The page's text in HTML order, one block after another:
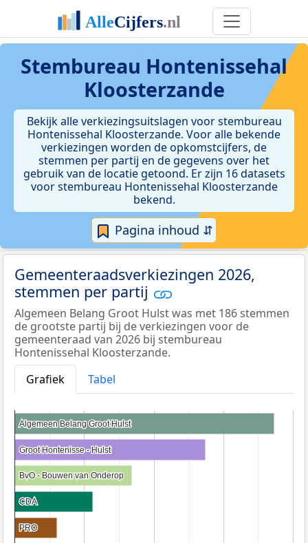
Stembureau Hontenissehal
Kloosterzande
Bekijk alle verkiezingsuitslagen voor stembureau
Hontenissehal Kloosterzande. Voor alle bekende
verkiezingen worden de opkomstcijfers, de
stemmen per partij en de gegevens over het
gebruik van de locatie getoond. Er zijn 16 datasets
voor stembureau Hontenissehal Kloosterzande
bekend.
Pagina inhoud ⇵
Gemeenteraadsverkiezingen 2026,
stemmen per partij
Algemeen Belang Groot Hulst was met 186 stemmen
de grootste partij bij de verkiezingen voor de
gemeenteraad van 2026 bij stembureau
Hontenissehal Kloosterzande.
Grafiek
Tabel
Algemeen Belang Groot Hulst
Algemeen Belang Groot Hulst
Groot Hontenisse - Hulst
Groot Hontenisse - Hulst
BvO - Bouwen van Onderop
BvO - Bouwen van Onderop
CDA
CDA
PRO
PRO